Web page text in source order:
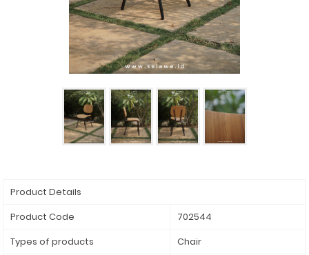
Product Details
Product Code
702544
Types of products
Chair